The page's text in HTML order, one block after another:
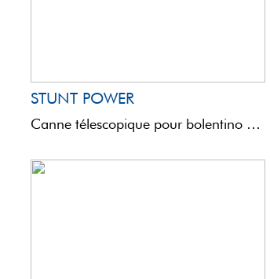
STUNT POWER
Canne télescopique pour bolentino moyennement lourd, extrêmement fine et puissante. Équipée d'une pointe en composite très sensible, ...